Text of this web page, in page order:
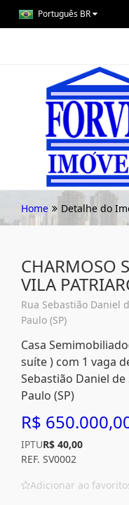
Português BR
Home Detalhe do
CHARMOSO
VILA
Rua Sebastião Daniel
Paulo (SP)
Casa
suíte ) com 1 vaga
Sebastião Daniel de
Paulo (SP)
R$
IPTUR$ 40,00
REF. SV0002
Adicionar ao